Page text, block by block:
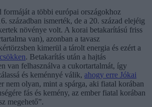
a többi európai országokhoz
században ismerték, de a 20. század elejéig
növénye volt. A korai betakarítású friss
van), azonban a tavasz
kimerül a tárolt energia és ezért a
. Betakarítás után a hajtás
van felhasználva a cukortartalmát, így
és keménnyé válik, ahogy erre Jókai
nem olyan, mint a spárga, aki fiatal korában
fás és kemény, az ember fiatal korában
megehető”.